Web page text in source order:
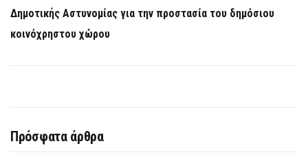
Δημοτικής Αστυνομίας για την προστασία του δημόσιου
κοινόχρηστου χώρου
Πρόσφατα άρθρα